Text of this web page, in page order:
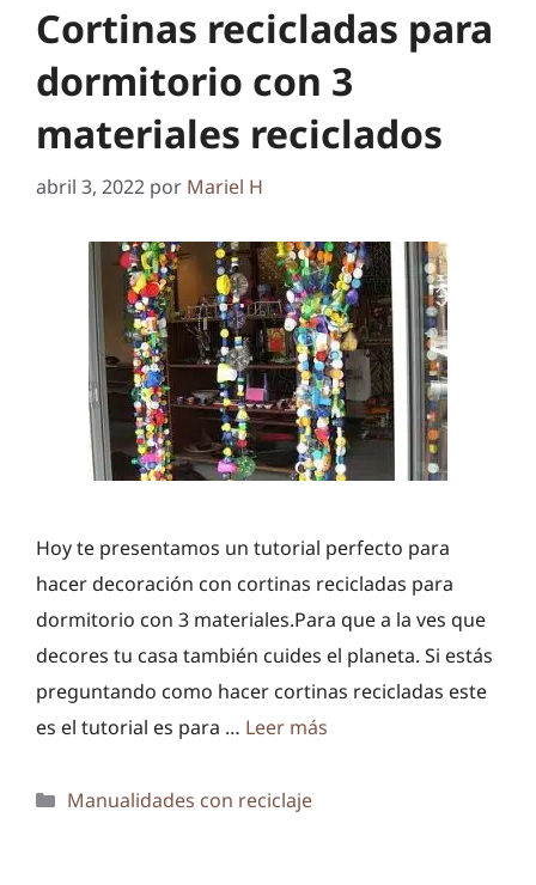
Cortinas recicladas para
dormitorio con 3
materiales reciclados
abril 3, 2022 por Mariel H
Hoy te presentamos un tutorial perfecto para
hacer decoración con cortinas recicladas para
dormitorio con 3 materiales.Para que a la ves que
decores tu casa también cuides el planeta. Si estás
preguntando como hacer cortinas recicladas este
es el tutorial es para … Leer más
Categorías
Manualidades con reciclaje